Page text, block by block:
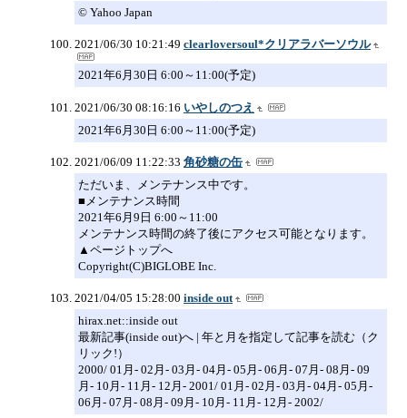
© Yahoo Japan
2021/06/30 10:21:49 clearloversoul*クリアラバーソウル
2021年6月30日 6:00～11:00(予定)
2021/06/30 08:16:16 いやしのつえ
2021年6月30日 6:00～11:00(予定)
2021/06/09 11:22:33 角砂糖の缶
ただいま、メンテナンス中です。
■メンテナンス時間
2021年6月9日 6:00～11:00
メンテナンス時間の終了後にアクセス可能となります。
▲ページトップへ
Copyright(C)BIGLOBE Inc.
2021/04/05 15:28:00 inside out
hirax.net::inside out
最新記事(inside out)へ | 年と月を指定して記事を読む（ク
リック!）
2000/ 01月- 02月- 03月- 04月- 05月- 06月- 07月- 08月- 09
月- 10月- 11月- 12月- 2001/ 01月- 02月- 03月- 04月- 05月-
06月- 07月- 08月- 09月- 10月- 11月- 12月- 2002/